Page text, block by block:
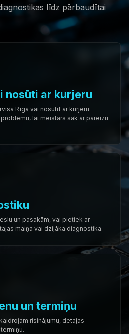
līdz pārbaudītai
nosūti ar kurjeru
Rīgā vai nosūtīt ar kurjeru.
lai meistars sāk ar pareizu
un pasakām, vai pietiek ar
maiņa vai dziļāka diagnostika.
un termiņu
risinājumu, detaļas